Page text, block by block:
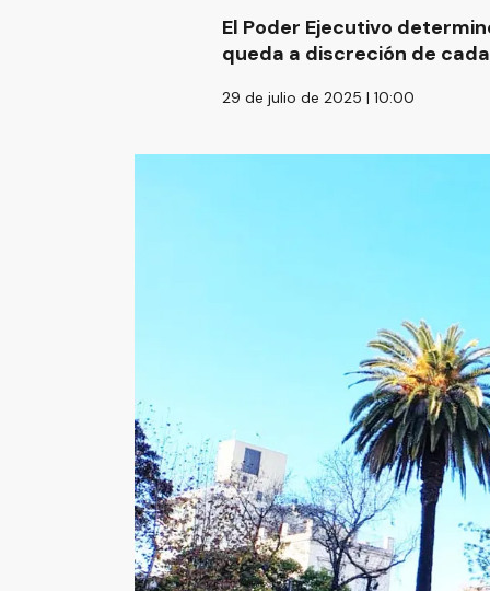
El Poder Ejecutivo
queda a discreción de
29 de julio de 2025 | 10:00